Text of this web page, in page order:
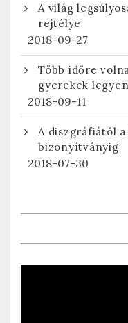
A világ
rejtélye
2018-09-27
Több időre
gyerekek
2018-09-11
A diszgráfiától
bizonyítványig
2018-07-30